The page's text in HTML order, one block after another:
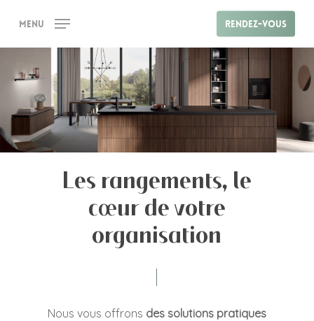
main
content
Rendez-vous
Menu
Les rangements, le
cœur de votre
organisation
Nous vous offrons des solutions pratiques